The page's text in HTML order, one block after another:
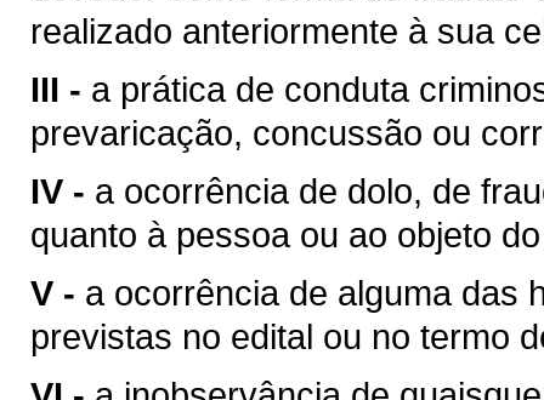
realizado anteriormente à sua
III - a prática de conduta
prevaricação, concussão ou
IV - a ocorrência de dolo, de
quanto à pessoa ou ao objeto
V - a ocorrência de alguma das
previstas no edital ou no termo